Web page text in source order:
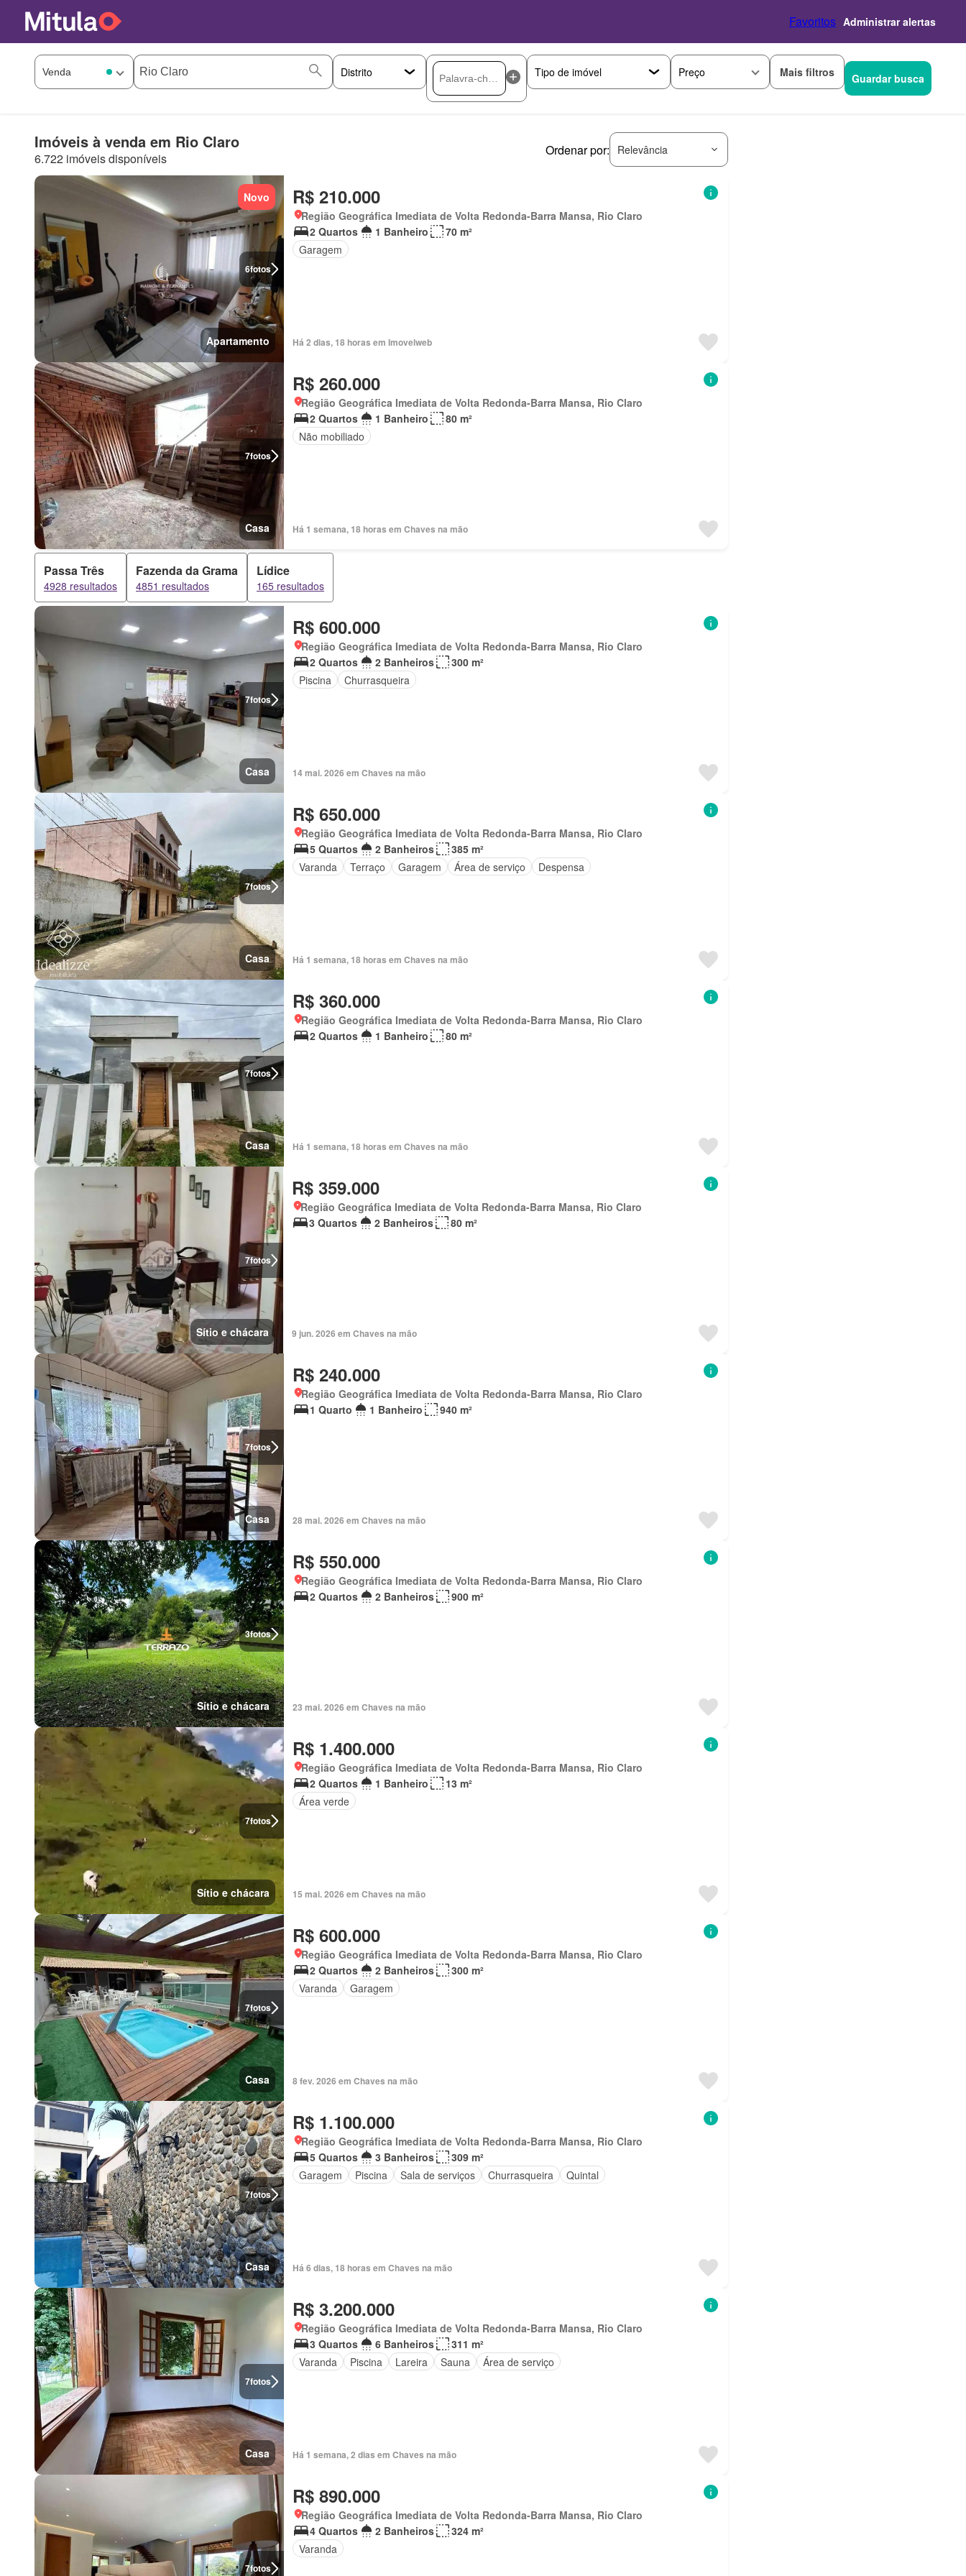
Favoritos Administrar alertas
Preço Mais filtros Guardar busca
Imóveis à venda em Rio Claro
6.722 imóveis disponíveis
Ordenar por: Relevância
6fotos
Novo
Apartamento
R$ 210.000
Região Geográfica Imediata de Volta Redonda-Barra Mansa, Rio Claro
2 Quartos
1 Banheiro
70 m²
Garagem
Há 2 dias, 18 horas em Imovelweb
7fotos
Casa
R$ 260.000
Região Geográfica Imediata de Volta Redonda-Barra Mansa, Rio Claro
2 Quartos
1 Banheiro
80 m²
Não mobiliado
Há 1 semana, 18 horas em Chaves na mão
Passa Três
4928 resultados
Fazenda da Grama
4851 resultados
Lídice
165 resultados
7fotos
Casa
R$ 600.000
Região Geográfica Imediata de Volta Redonda-Barra Mansa, Rio Claro
2 Quartos
2 Banheiros
300 m²
Piscina
Churrasqueira
14 mai. 2026 em Chaves na mão
7fotos
Casa
R$ 650.000
Região Geográfica Imediata de Volta Redonda-Barra Mansa, Rio Claro
5 Quartos
2 Banheiros
385 m²
Varanda
Terraço Garagem Área de serviço Despensa
Há 1 semana, 18 horas em Chaves na mão
7fotos
Casa
R$ 360.000
Região Geográfica Imediata de Volta Redonda-Barra Mansa, Rio Claro
2 Quartos
1 Banheiro 80 m²
Há 1 semana, 18 horas em Chaves na mão
7fotos
Sítio e chácara
R$ 359.000
Região Geográfica Imediata de Volta Redonda-Barra Mansa, Rio Claro
3 Quartos
2 Banheiros 80 m²
9 jun. 2026 em Chaves na mão
7fotos
Casa
R$ 240.000
Região Geográfica Imediata de Volta Redonda-Barra Mansa, Rio Claro
1 Quarto
1 Banheiro 940 m²
28 mai. 2026 em Chaves na mão
3fotos
Sítio e chácara
R$ 550.000
Região Geográfica Imediata de Volta Redonda-Barra Mansa, Rio Claro
2 Quartos
2 Banheiros 900 m²
23 mai. 2026 em Chaves na mão
7fotos
Sítio e chácara
R$ 1.400.000
Região Geográfica Imediata de Volta Redonda-Barra Mansa, Rio Claro
2 Quartos
1 Banheiro
13 m²
Área verde
15 mai. 2026 em Chaves na mão
7fotos
Casa
R$ 600.000
Região Geográfica Imediata de Volta Redonda-Barra Mansa, Rio Claro
2 Quartos
2 Banheiros
300 m²
Varanda
Garagem
8 fev. 2026 em Chaves na mão
7fotos
Casa
R$ 1.100.000
Região Geográfica Imediata de Volta Redonda-Barra Mansa, Rio Claro
5 Quartos
3 Banheiros
309 m²
Garagem
Piscina Sala de serviços Churrasqueira Quintal
Há 6 dias, 18 horas em Chaves na mão
7fotos
Casa
R$ 3.200.000
Região Geográfica Imediata de Volta Redonda-Barra Mansa, Rio Claro
3 Quartos
6 Banheiros
311 m²
Varanda
Piscina Lareira Sauna Área de serviço
Há 1 semana, 2 dias em Chaves na mão
7fotos
R$ 890.000
Região Geográfica Imediata de Volta Redonda-Barra Mansa, Rio Claro
4 Quartos
2 Banheiros
324 m²
Varanda